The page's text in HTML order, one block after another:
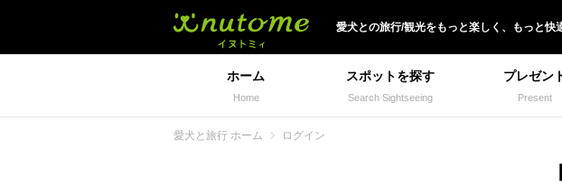
愛犬との旅行/観光をもっと楽しく、 もっと快
ホーム
Home
スポットを探す
Search Sightseeing
プレゼン
Present
愛犬と旅行 ホーム ログイン